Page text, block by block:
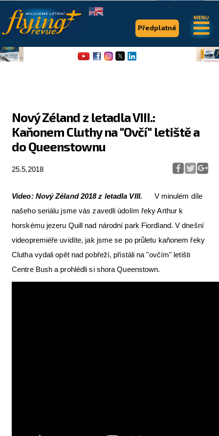
Nový Zéland z letadla VIII.:
Kaňonem Cluthy na "Ovčí" letiště a
do Queenstownu
25.5.2018
Video: Nový Zéland 2018 z letadla VIII.
V minulém díle
našeho seriálu jsme vás zavedli údolím řeky Arthur k
horskému jezeru Quill nad národní park Fiordland. V dnešní
videopremiéře uvidíte, jak jsme se po průletu kaňonem řeky
Clutha vydali opět nad pobřeží, přistáli na "ovčím" letišti
Centre Bush a prohlédli si shora Queenstown.
Předplatné
.
Flying Revue
Články
Pro piloty
Série & speciály
Letecká videa
Aktuální FR + archiv
Letecká muzea